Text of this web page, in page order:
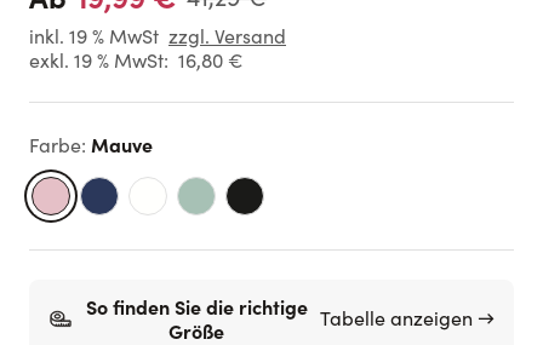
inkl. 19 % MwSt zzgl. Versand
exkl. 19 % MwSt: 16,80 €
Farbe: Mauve
So finden Sie die richtige
Größe
Tabelle anzeigen →